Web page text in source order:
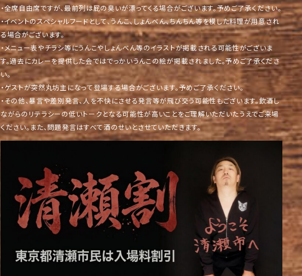
・全席自由席ですが、最前列は屁の臭いが漂ってくる場合がございます。予めご了承ください。
・イベントのスペシャルフードとして、うんこ、しょんべん、ちんちん等を模した料理が用意され
る場合がございます。
・メニュー表やチラシ等にうんこやしょんべん等のイラストが掲載される可能性がございま
す。過去にカレーを提供した会ではでっかいうんこの絵が掲載されました。予めご了承くださ
い。
・ゲストが突然丸坊主になって登場する場合がございます。予めご了承ください。
・その他、暴言や差別発言、人を不快にさせる発言等が飛び交う可能性もございます。飲酒し
ながらのリテラシーの低いトークとなる可能性が高いことをご理解いただいたうえでご来場
ください。また、問題発言はすべて酒のせいとさせていただきます。